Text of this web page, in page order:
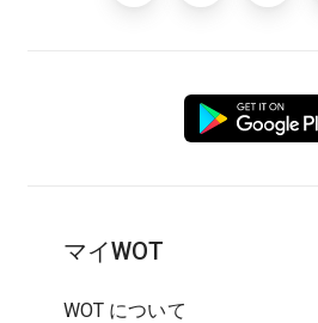
マイWOT
WOT について